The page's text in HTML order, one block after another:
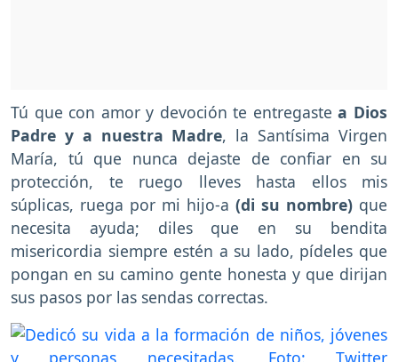
Tú que con amor y devoción te entregastea Dios
Padre y a nuestra Madre, la Santísima Virgen
María, tú que nunca dejaste de confiar en su
protección, te ruego lleves hasta ellos mis
súplicas, ruega por mi hijo-a (di su nombre) que
necesita ayuda; diles que en su bendita
misericordia siempre estén a su lado, pídeles que
pongan en su camino gente honesta y que dirijan
sus pasos por las sendas correctas.